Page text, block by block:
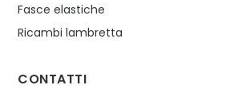
Fasce elastiche
Ricambi lambretta
CONTATTI